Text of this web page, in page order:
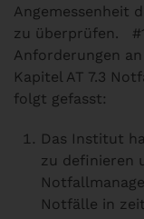
Angemessenheit
zu überprüfen.
Anforderungen
Kapitel AT 7.3
folgt gefasst:
Das Institut
zu definieren
Notfälle in